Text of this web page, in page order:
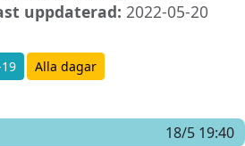
uppdaterad: 2022-05-20
Alla dagar
18/5 19:40